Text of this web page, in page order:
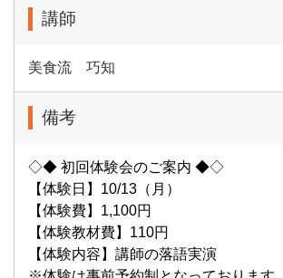
講師
美食流 巧知
備考
◇◆ 初回体験会のご案内 ◆◇
【体験日】10/13（月）
【体験費】1,100円
【体験教材費】110円
【体験内容】講師の落語実演